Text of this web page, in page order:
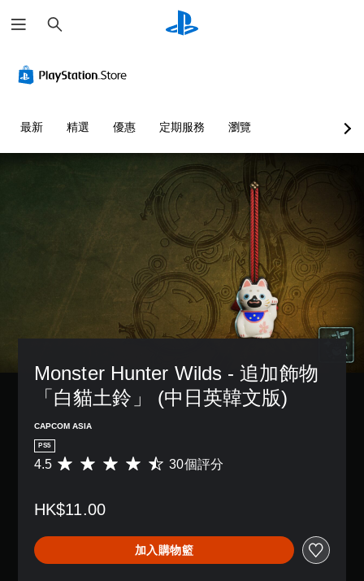
尋
最新 精選 優惠 定期服務 瀏覽
Monster Hunter Wilds - 追加飾物
「白貓土鈴」 (中日英韓文版)
CAPCOM ASIA
PS5
平
分
4
.
4.5 30個評分
HK$11.00
加入購物籃